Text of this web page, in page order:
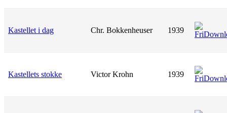
Kastellet i dag Chr. Bokkenheuser 1939
Kastellets stokke Victor Krohn 1939